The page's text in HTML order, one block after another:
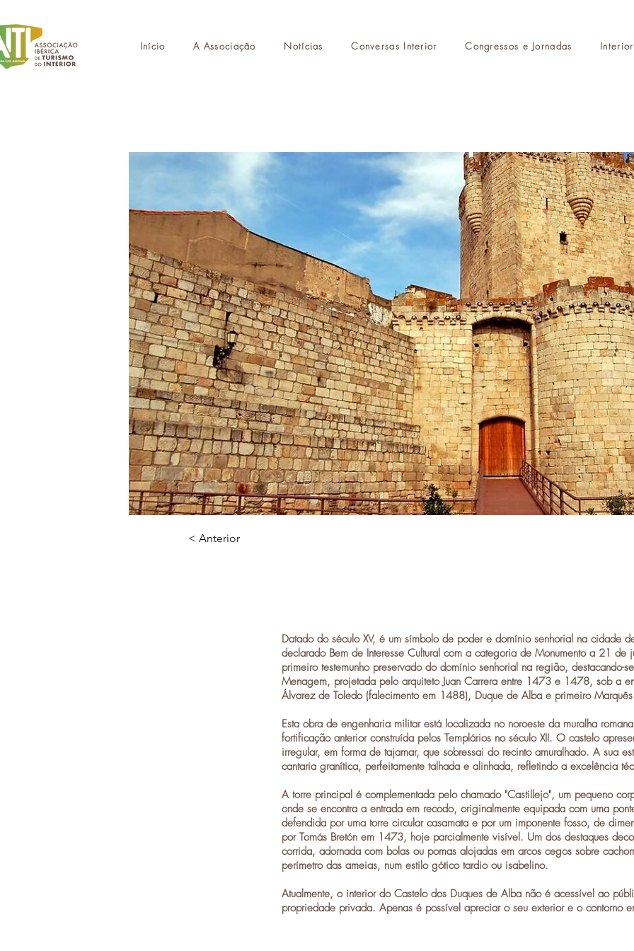
Início A Associação Notícias Conversas Interior Congressos e Jornadas
< Anterior
Datado do século XV, é um símbolo de poder e domínio senhorial na cidade
declarado Bem de Interesse Cultural com a categoria de Monumento a 21 de
primeiro testemunho preservado do domínio senhorial na região, destacando-
Menagem, projetada pelo arquiteto Juan Carrera entre 1473 e 1478, sob a
Álvarez de Toledo (falecimento em 1488), Duque de Alba e primeiro
Esta obra de engenharia militar está localizada no noroeste da muralha
fortificação anterior construída pelos Templários no século XII. O castelo
irregular, em forma de tajamar, que sobressai do recinto amuralhado. A sua
cantaria granítica, perfeitamente talhada e alinhada, refletindo a excelência
A torre principal é complementada pelo chamado "Castillejo", um pequeno
onde se encontra a entrada em recodo, originalmente equipada com uma
defendida por uma torre circular casamata e por um imponente fosso, de
por Tomás Bretón em 1473, hoje parcialmente visível. Um dos destaques
corrida, adornada com bolas ou pomas alojadas em arcos cegos sobre
perímetro das ameias, num estilo gótico tardio ou isabelino.
Atualmente, o interior do Castelo dos Duques de Alba não é acessível ao
propriedade privada. Apenas é possível apreciar o seu exterior e o contorno